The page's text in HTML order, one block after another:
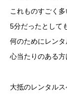
これものすごく多
5分だったとして
何のためにレンタ
心当たりのある方
大抵のレンタル